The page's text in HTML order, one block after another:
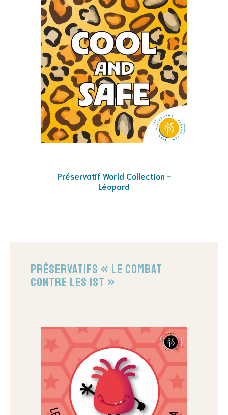
Préservatif World Collection -
Léopard
Préservatifs « Le combat
contre les IST »